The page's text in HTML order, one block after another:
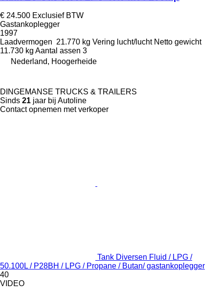
€ 24.500 Exclusief BTW
Gastankoplegger
1997
Laadvermogen 21.770 kg Vering lucht/lucht Netto gewicht
11.730 kg Aantal assen 3
Nederland, Hoogerheide
DINGEMANSE TRUCKS & TRAILERS
Sinds 21 jaar bij Autoline
Contact opnemen met verkoper
Tank Diversen Fluid / LPG /
50.100L / P28BH / LPG / Propane / Butan/ gastankoplegger
40
VIDEO